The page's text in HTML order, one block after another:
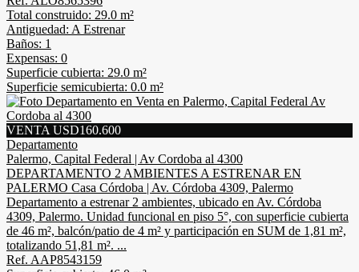
Total construido: 29.0 m²
Antiguedad: A Estrenar
Baños: 1
Expensas: 0
Superficie cubierta: 29.0 m²
Superficie semicubierta: 0.0 m²
VENTA USD160.600
Departamento
Palermo, Capital Federal | Av Cordoba al 4300
DEPARTAMENTO 2 AMBIENTES A ESTRENAR EN
PALERMO Casa Córdoba | Av. Córdoba 4309, Palermo
Departamento a estrenar 2 ambientes, ubicado en Av. Córdoba
4309, Palermo. Unidad funcional en piso 5°, con superficie cubierta
de 46 m², balcón/patio de 4 m² y participación en SUM de 1,81 m²,
totalizando 51,81 m². ...
Ref. AAP8543159